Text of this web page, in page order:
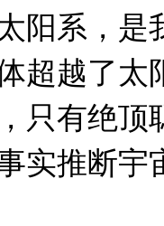
阳系，是
超越了太
只有绝顶
实推断宇